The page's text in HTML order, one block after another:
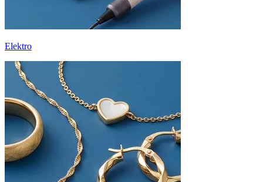
Elektro